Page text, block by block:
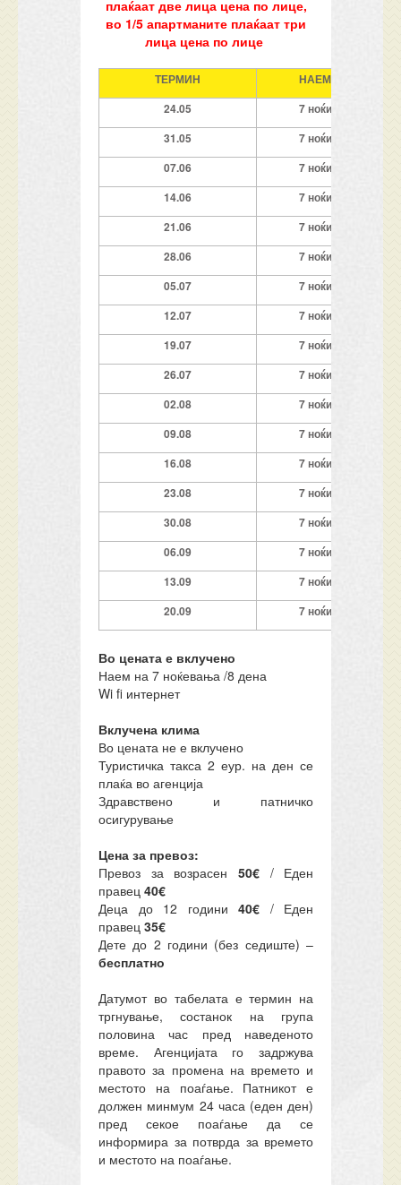
плаќаат две лица цена по лице,
во 1/5 апартманите плаќаат три
лица цена по лице
ТЕРМИН
НАЕМ
24.05
7ноќи
31.05 7ноќи
07.06 7ноќи
14.06 7ноќи
21.06 7ноќи
28.06 7ноќи
05.07
7ноќи
12.07 7ноќи
19.07 7ноќи
26.07 7ноќи
02.08 7ноќи
09.08 7ноќи
16.08 7ноќи
23.08 7ноќи
30.08 7ноќи
06.09
7ноќи
13.09 7ноќи
20.09 7ноќи
Во цената е вклучено
Наем на 7 ноќевања /8 дена
Wi fi интернет
Вклучена клима
Во цената не е вклучено
Туристичка такса 2 еур. на ден се
плаќа во агенција
Здравствено и патничко
осигурување
Цена за превоз:
Превоз за возрасен 50€/ Еден
правец 40€
Деца до 12 години 40€ / Еден
правец 35€
Дете до 2 години (без седиште) –
бесплатно
Датумот во табелата е термин на
тргнување, состанок на група
половина час пред наведеното
време. Агенцијата го задржува
правото за промена на времето и
местото на поаѓање. Патникот е
должен минмум 24 часа (еден ден)
пред секое поаѓање да се
информира за потврда за времето
и местото на поаѓање.